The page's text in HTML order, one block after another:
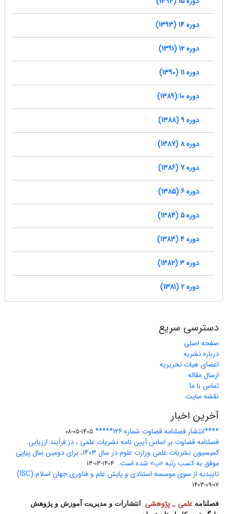
دوره 14 (1393)
دوره 12 (1391)
دوره 11 (1390)
دوره 10 (1389)
دوره 9 (1388)
دوره 8 (1387)
دوره 7 (1386)
دوره 6 (1385)
دوره 5 (1384)
دوره 4 (1383)
دوره 3 (1382)
دوره 2 (1381)
دسترسی سریع
صفحه اصلی
درباره نشریه
اعضای هیات تحریریه
ارسال مقاله
تماس با ما
نقشه سایت
آخرین اخبار
****انتشار فصلنامه قضاوت شماره 126***** 1405-05-08
فصلنامه قضاوت بر اساس آیین نامه نشریات علمی ، در فرآیند ارزیابی
کمیسیون نشریات علمی وزارت علوم در سال 1403، برای دومین سال پیاپی
موفق به کسب رتبه «ب» شده است. 1404-03-13
تاییدیه از سوی موسسه استنادی و پایش علم و فناوری جهان اسلام (ISC)
1403-09-07
فصلنامه علمی _ پژوهشی
انتشارات و مدیریت آموزش و پژوهش